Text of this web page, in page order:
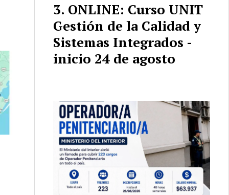
ONLINE: Curso UNIT
Gestión de la Calidad y
Sistemas Integrados -
inicio 24 de agosto